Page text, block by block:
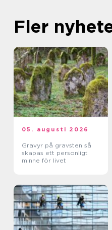
Fler
05. augusti 2026
Gravyr på gravsten så
skapas ett personligt
minne för livet